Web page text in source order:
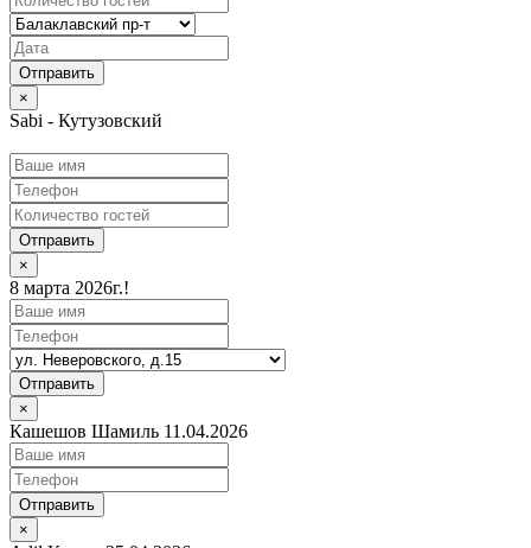
×
Sabi - Кутузовский
Отправить
×
8 марта 2026г.!
Отправить
×
Кашешов Шамиль 11.04.2026
Отправить
×